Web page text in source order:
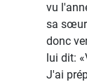
vu
sa sœur
donc
lui dit:
J'ai